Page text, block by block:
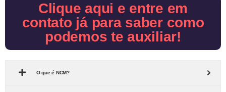
Clique aqui e entre em
contato já para saber como
podemos te auxiliar!
O que é NCM?